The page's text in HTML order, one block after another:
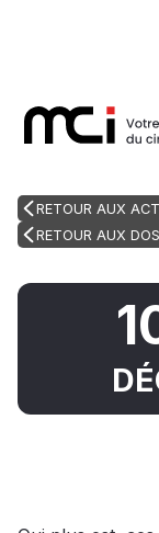
RETOUR AUX
RETOUR AUX